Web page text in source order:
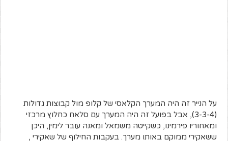
על הנייר זה היה המערך הקלאסי של קלופ מול קבוצות גדולות
(3-3-4), אבל בפועל זה היה המערך עם סלאח כחלוץ מרכזי
ומאחוריו פירמינו, כשקייטה משמאל ומאנה עובר לימין, היכן
ששאקירי ממוקם באותו מערך. בעקבות החילוף של שאקירי ,